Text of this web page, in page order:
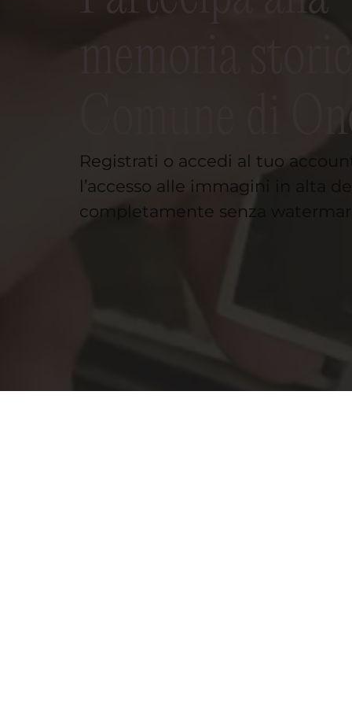
memoria
Comune di
Registrati o accedi al tuo
l’accesso alle immagini in alta
completamente senza